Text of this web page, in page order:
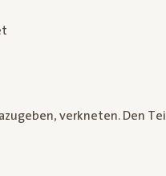
verkneten. Den